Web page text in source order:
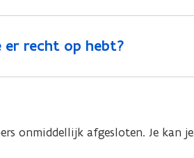
er recht op hebt?
onmiddellijk afgesloten. Je kan je